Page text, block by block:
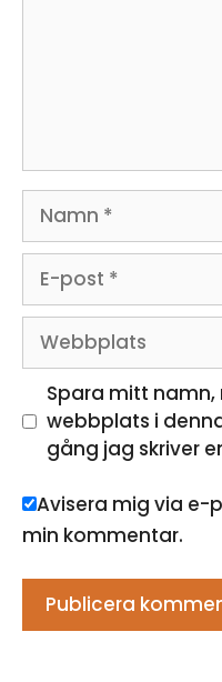
post
Webbplats
Spara mitt
webbplats i
gång jag skriver
Avisera mig via e-
min kommentar.